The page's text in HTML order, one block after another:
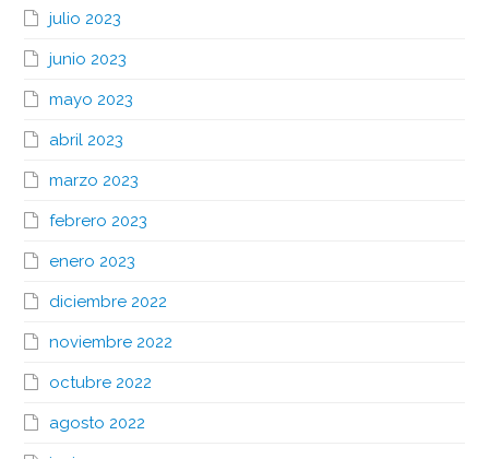
julio 2023
junio 2023
mayo 2023
abril 2023
marzo 2023
febrero 2023
enero 2023
diciembre 2022
noviembre 2022
octubre 2022
agosto 2022